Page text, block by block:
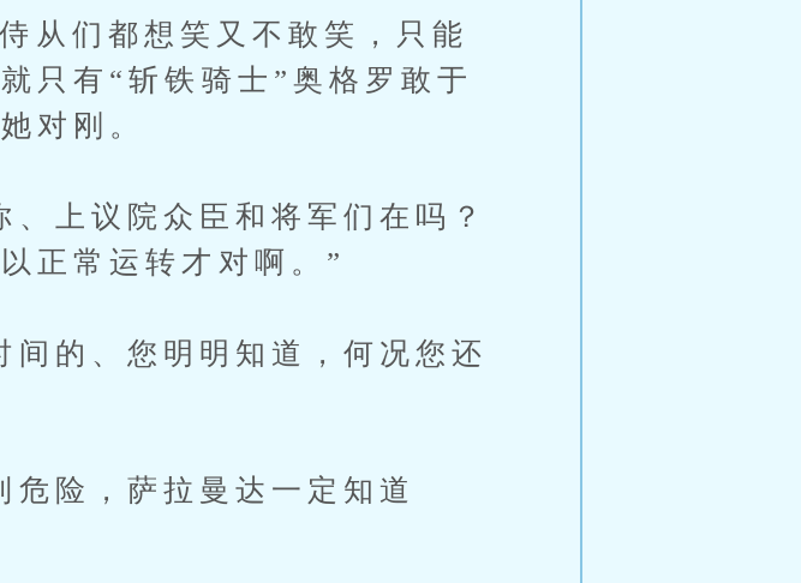
们都想笑又不敢笑，只能
只有“斩铁骑士”奥格罗敢于
对刚。
议院众臣和将军们在吗？
正常运转才对啊。”
、您明明知道，何况您还
，萨拉曼达一定知道